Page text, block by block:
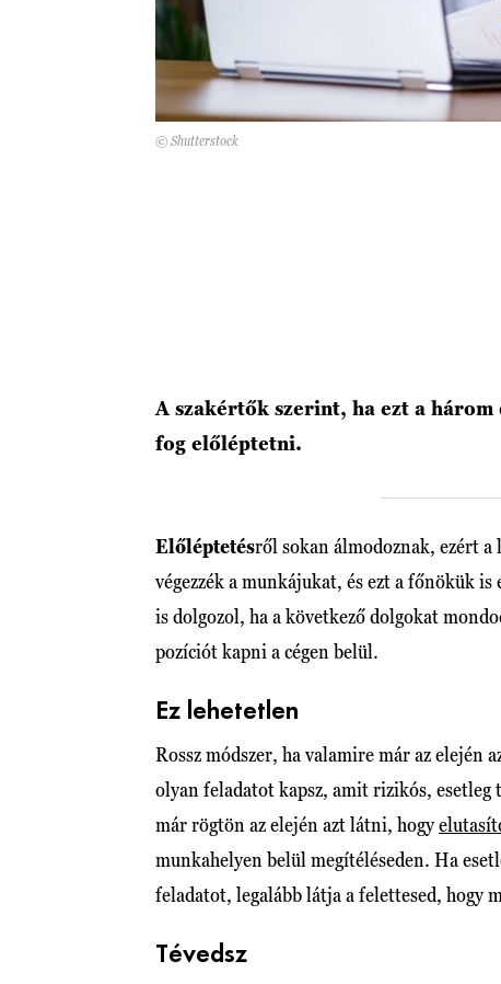
© Shutterstock
A szakértők szerint, ha ezt a
fog előléptetni.
Előléptetésről sokan álmodoznak, ezért a
végezzék a munkájukat, és ezt a főnökük
is dolgozol, ha a következő dolgokat
pozíciót kapni a cégen belül.
Ez lehetetlen
Rossz módszer, ha valamire már az elején
olyan feladatot kapsz, amit rizikós,
már rögtön az elején azt látni, hogy
munkahelyen belül megítéléseden. Ha
feladatot, legalább látja a felettesed, hogy
Tévedsz